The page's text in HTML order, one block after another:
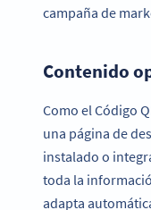
campaña de
Contenido
Como el Código
una página de
instalado o
toda la
adapta